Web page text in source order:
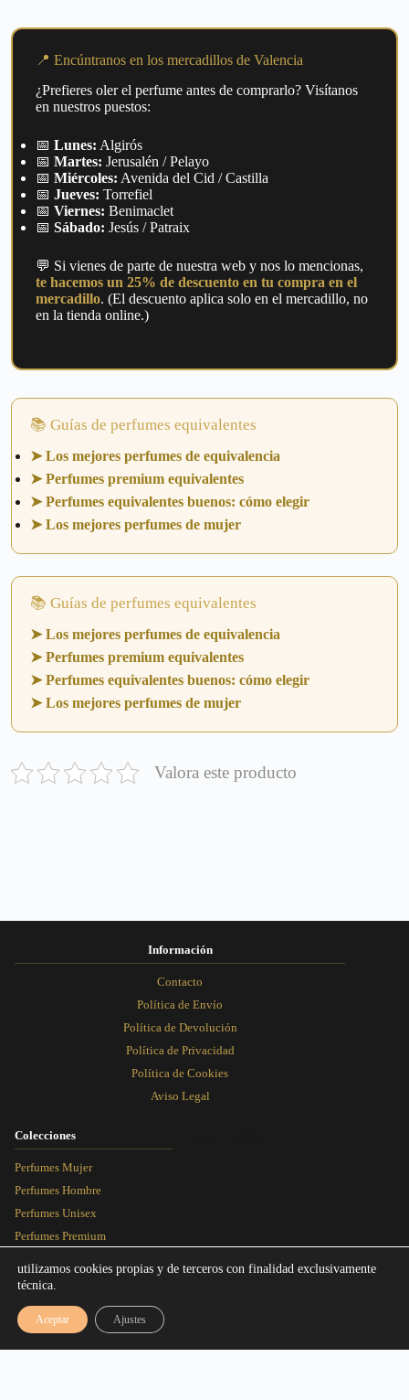
📍 Encúntranos en los mercadillos de Valencia
¿Prefieres oler el perfume antes de comprarlo? Visítanos
en nuestros puestos:
📅 Lunes: Algirós
📅 Martes: Jerusalén / Pelayo
📅 Miércoles: Avenida del Cid / Castilla
📅 Jueves: Torrefiel
📅 Viernes: Benimaclet
📅 Sábado: Jesús / Patraix
💬 Si vienes de parte de nuestra web y nos lo mencionas,
te hacemos un 25% de descuento en tu compra en el
mercadillo. (El descuento aplica solo en el mercadillo, no
en la tienda online.)
📚 Guías de perfumes equivalentes
➤ Los mejores perfumes de equivalencia
➤ Perfumes premium equivalentes
➤ Perfumes equivalentes buenos: cómo elegir
➤ Los mejores perfumes de mujer
📚 Guías de perfumes equivalentes
➤ Los mejores perfumes de equivalencia
➤ Perfumes premium equivalentes
➤ Perfumes equivalentes buenos: cómo elegir
➤ Los mejores perfumes de mujer
Valora este producto
Información
Contacto
Política de Envío
Política de Devolución
Política de Privacidad
Política de Cookies
Aviso Legal
Colecciones
Perfumes Mujer
Perfumes Hombre
Perfumes Unisex
Perfumes Premium
Artículos
Equivalencias
utilizamos cookies propias y de terceros con finalidad exclusivamente
técnica.
Aceptar Ajustes